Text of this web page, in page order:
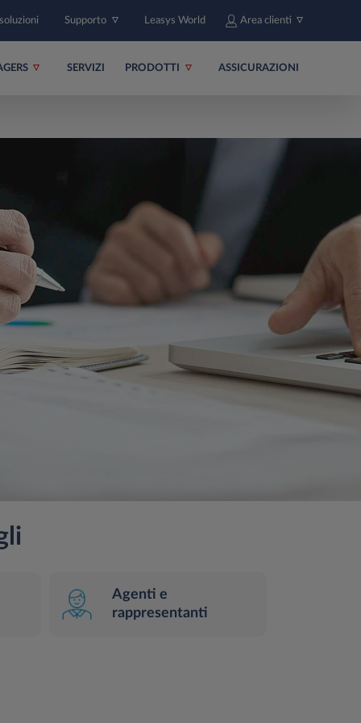
Supporto Leasys World Area clienti
SERVIZI PRODOTTI ASSICURAZIONI
Agenti e
rappresentanti